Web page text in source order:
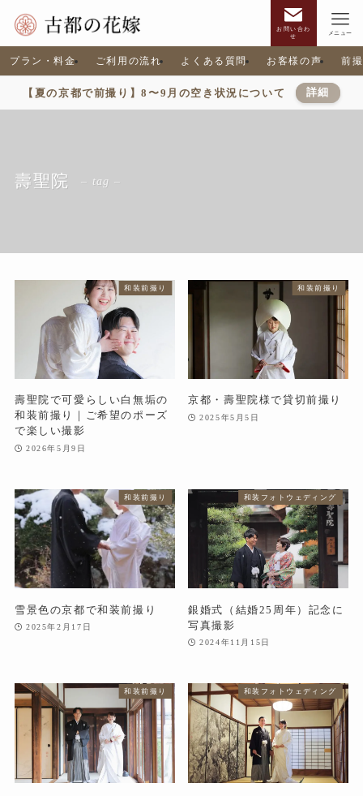
お問い合わ
せ
メニュー
プラン・料金 ご利用の流れ よくある質問 お客様の声 前
【夏の京都で前撮り】8〜9月の空き状況について 詳細
壽聖院 – tag –
和装前撮り
壽聖院で可愛らしい白無垢の
和装前撮り｜ご希望のポーズ
で楽しい撮影
2026年5月9日
和装前撮り
京都・壽聖院様で貸切前撮り
2025年5月5日
和装前撮り
雪景色の京都で和装前撮り
2025年2月17日
和装フォトウェディング
銀婚式（結婚25周年）記念に
写真撮影
2024年11月15日
和装前撮り 和装フォトウェディング